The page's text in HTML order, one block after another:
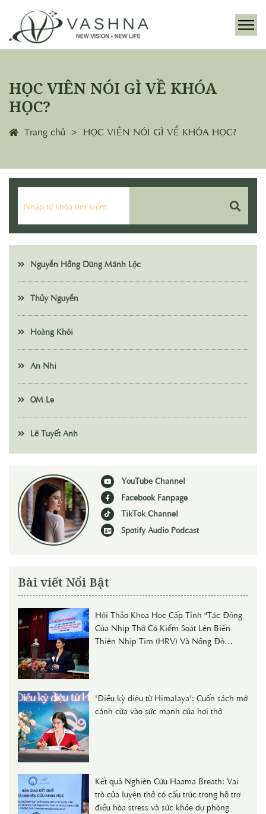
HỌC VIÊN NÓI GÌ VỀ KHÓA
HỌC?
Trang chủ HỌC VIÊN NÓI GÌ VỀ KHÓA HỌC?
Nguyễn Hồng Dũng Mãnh Lộc
Thủy Nguyễn
Hoàng Khôi
An Nhi
OM Le
Lê Tuyết Anh
YouTube Channel
Facebook Fanpage
TikTok Channel
Spotify Audio Podcast
Bài viết Nổi Bật
Hội Thảo Khoa Học Cấp Tỉnh "Tác Động
Của Nhịp Thở Có Kiểm Soát Lên Biến
Thiên Nhịp Tim (HRV) Và Nồng Độ
'Điều kỳ diệu từ Himalaya': Cuốn sách mở
cánh cửa vào sức mạnh của hơi thở
Kết quả Nghiên Cứu Haama Breath: Vai
trò của luyện thở có cấu trúc trong hỗ trợ
điều hòa stress và sức khỏe dự phòng